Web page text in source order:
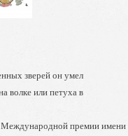
зверей он умел
волке или петуха в
Международной премии имени